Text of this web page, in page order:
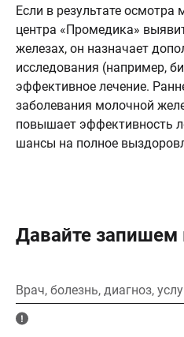
Если в результате
центра «Промедика»
железах, он назначает
исследования (например,
эффективное лечение.
заболевания молочной
повышает эффективность
шансы на полное
Давайте запишем
Врач, болезнь, диагноз,